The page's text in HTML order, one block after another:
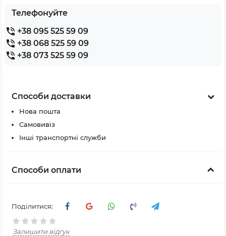
Телефонуйте
+38 095 525 59 09
+38 068 525 59 09
+38 073 525 59 09
Способи доставки
Нова пошта
Самовивіз
Інші транспортні служби
Способи оплати
Поділитися:
Залишити відгук